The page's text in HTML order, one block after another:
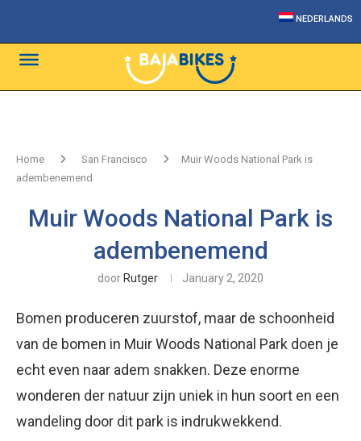
NEDERLANDS
Home San Francisco
Muir Woods National Park is
adembenemend
Muir Woods National Park is
adembenemend
door Rutger January 2, 2020
Bomen produceren zuurstof, maar de schoonheid
van de bomen in Muir Woods National Park doen je
echt even naar adem snakken. Deze enorme
wonderen der natuur zijn uniek in hun soort en een
wandeling door dit park is indrukwekkend.